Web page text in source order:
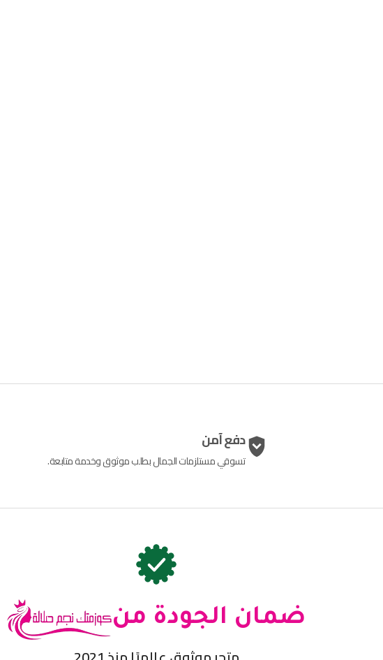
دفع آمن
تسوقي مستلزمات الجمال بطلب موثوق وخدمة متابعة.
ضمان الجودة من